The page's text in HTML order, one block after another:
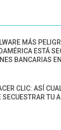
MÁS
ESTÁ
BANCARIAS
CLIC: ASÍ
SECUESTRAR TU